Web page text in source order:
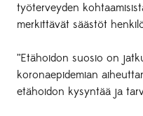
työterveyden
merkittävät säästöt
”Etähoidon suosio on
koronaepidemian
etähoidon kysyntää ja